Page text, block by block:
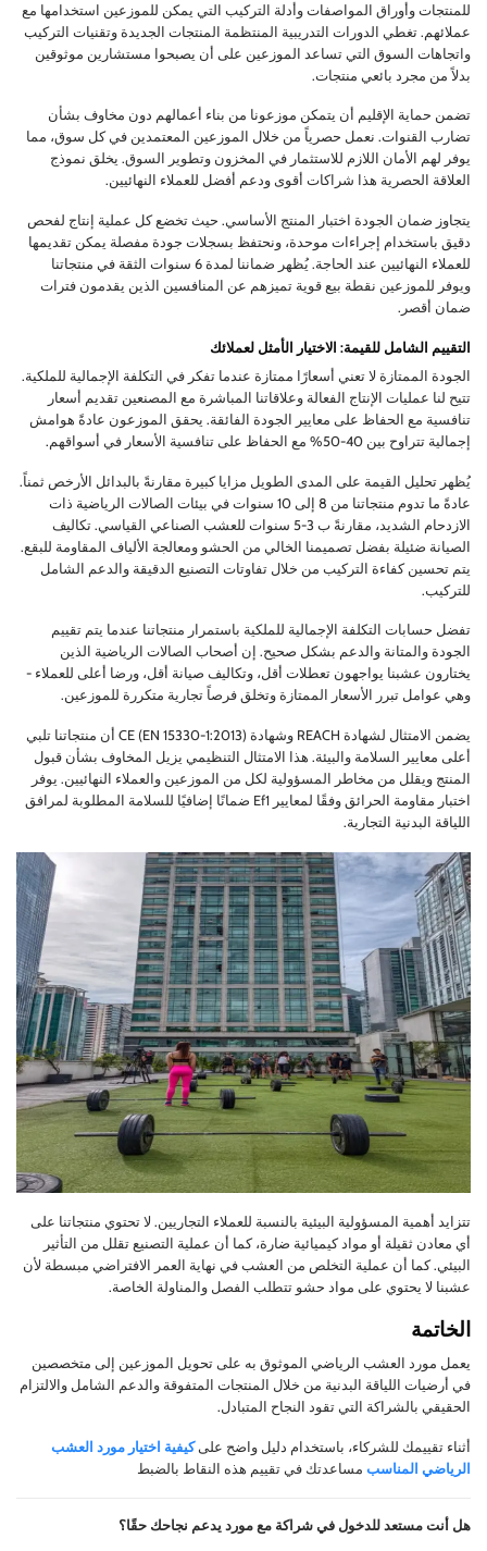
للمنتجات وأوراق المواصفات وأدلة التركيب التي يمكن للموزعين استخدامها مع
عملائهم. تغطي الدورات التدريبية المنتظمة المنتجات الجديدة وتقنيات التركيب
واتجاهات السوق التي تساعد الموزعين على أن يصبحوا مستشارين موثوقين
بدلاً من مجرد بائعي منتجات.
تضمن حماية الإقليم أن يتمكن موزعونا من بناء أعمالهم دون مخاوف بشأن
تضارب القنوات. نعمل حصرياً من خلال الموزعين المعتمدين في كل سوق، مما
يوفر لهم الأمان اللازم للاستثمار في المخزون وتطوير السوق. يخلق نموذج
العلاقة الحصرية هذا شراكات أقوى ودعم أفضل للعملاء النهائيين.
يتجاوز ضمان الجودة اختبار المنتج الأساسي. حيث تخضع كل عملية إنتاج لفحص
دقيق باستخدام إجراءات موحدة، ونحتفظ بسجلات جودة مفصلة يمكن تقديمها
للعملاء النهائيين عند الحاجة. يُظهر ضماننا لمدة 6 سنوات الثقة في منتجاتنا
ويوفر للموزعين نقطة بيع قوية تميزهم عن المنافسين الذين يقدمون فترات
ضمان أقصر.
التقييم الشامل للقيمة: الاختيار الأمثل لعملائك
الجودة الممتازة لا تعني أسعارًا ممتازة عندما تفكر في التكلفة الإجمالية للملكية.
تتيح لنا عمليات الإنتاج الفعالة وعلاقاتنا المباشرة مع المصنعين تقديم أسعار
تنافسية مع الحفاظ على معايير الجودة الفائقة. يحقق الموزعون عادةً هوامش
إجمالية تتراوح بين 40-50% مع الحفاظ على تنافسية الأسعار في أسواقهم.
يُظهر تحليل القيمة على المدى الطويل مزايا كبيرة مقارنةً بالبدائل الأرخص ثمناً.
عادةً ما تدوم منتجاتنا من 8 إلى 10 سنوات في بيئات الصالات الرياضية ذات
الازدحام الشديد، مقارنةً ب 3-5 سنوات للعشب الصناعي القياسي. تكاليف
الصيانة ضئيلة بفضل تصميمنا الخالي من الحشو ومعالجة الألياف المقاومة للبقع.
يتم تحسين كفاءة التركيب من خلال تفاوتات التصنيع الدقيقة والدعم الشامل
للتركيب.
تفضل حسابات التكلفة الإجمالية للملكية باستمرار منتجاتنا عندما يتم تقييم
الجودة والمتانة والدعم بشكل صحيح. إن أصحاب الصالات الرياضية الذين
يختارون عشبنا يواجهون تعطلات أقل، وتكاليف صيانة أقل، ورضا أعلى للعملاء -
وهي عوامل تبرر الأسعار الممتازة وتخلق فرصاً تجارية متكررة للموزعين.
يضمن الامتثال لشهادة REACH وشهادة CE (EN 15330-1:2013) أن منتجاتنا تلبي
أعلى معايير السلامة والبيئة. هذا الامتثال التنظيمي يزيل المخاوف بشأن قبول
المنتج ويقلل من مخاطر المسؤولية لكل من الموزعين والعملاء النهائيين. يوفر
اختبار مقاومة الحرائق وفقًا لمعايير Ef1 ضمانًا إضافيًا للسلامة المطلوبة لمرافق
اللياقة البدنية التجارية.
تتزايد أهمية المسؤولية البيئية بالنسبة للعملاء التجاريين. لا تحتوي منتجاتنا على
أي معادن ثقيلة أو مواد كيميائية ضارة، كما أن عملية التصنيع تقلل من التأثير
البيئي. كما أن عملية التخلص من العشب في نهاية العمر الافتراضي مبسطة لأن
عشبنا لا يحتوي على مواد حشو تتطلب الفصل والمناولة الخاصة.
الخاتمة
يعمل مورد العشب الرياضي الموثوق به على تحويل الموزعين إلى متخصصين
في أرضيات اللياقة البدنية من خلال المنتجات المتفوقة والدعم الشامل والالتزام
الحقيقي بالشراكة التي تقود النجاح المتبادل.
أثناء تقييمك للشركاء، باستخدام دليل واضح علىكيفية اختيار مورد العشب
الرياضي المناسب مساعدتك في تقييم هذه النقاط بالضبط
هل أنت مستعد للدخول في شراكة مع مورد يدعم نجاحك حقًا؟